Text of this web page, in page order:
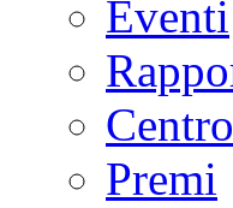
Eventi
Premi